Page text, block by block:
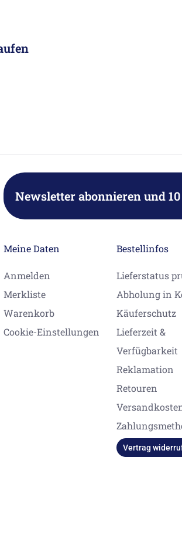
Newsletter abonnierenund
Meine Daten
Anmelden
Merkliste
Warenkorb
Cookie-Einstellungen
Bestellinfos
Lieferstatus
Abholung in
Käuferschutz
Lieferzeit &
Verfügbarkeit
Reklamation
Retouren
Vertrag